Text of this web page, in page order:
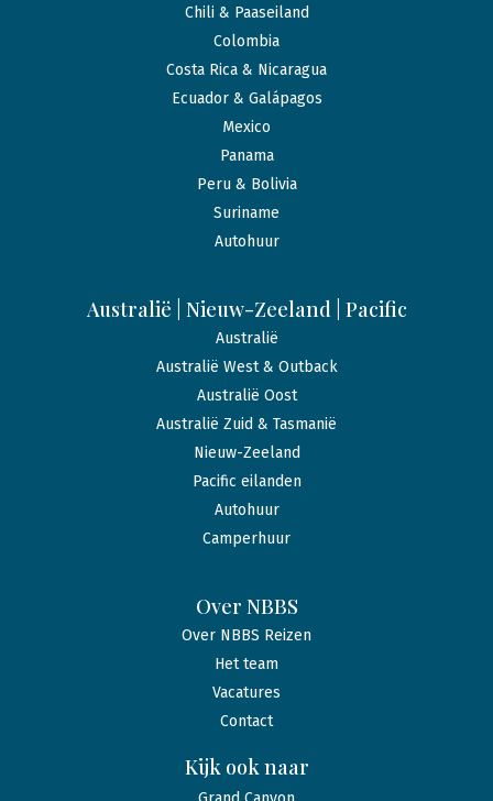
Chili & Paaseiland
Colombia
Costa Rica & Nicaragua
Ecuador & Galápagos
Mexico
Panama
Peru & Bolivia
Suriname
Autohuur
Australië | Nieuw-Zeeland | Pacific
Australië
Australië West & Outback
Australië Oost
Australië Zuid & Tasmanië
Nieuw-Zeeland
Pacific eilanden
Autohuur
Camperhuur
Over NBBS
Over NBBS Reizen
Het team
Vacatures
Contact
Kijk ook naar